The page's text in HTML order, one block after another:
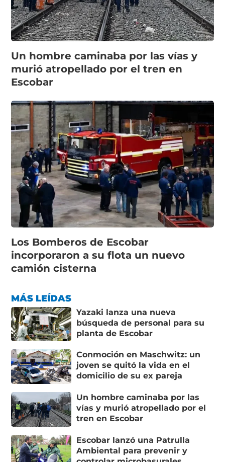
Un hombre caminaba por las vías y
murió atropellado por el tren en
Escobar
Los Bomberos de Escobar
incorporaron a su flota un nuevo
camión cisterna
MÁS LEÍDAS
Yazaki lanza una nueva
búsqueda de personal para su
planta de Escobar
Conmoción en Maschwitz: un
joven se quitó la vida en el
domicilio de su ex pareja
Un hombre caminaba por las
vías y murió atropellado por el
tren en Escobar
Escobar lanzó una Patrulla
Ambiental para prevenir y